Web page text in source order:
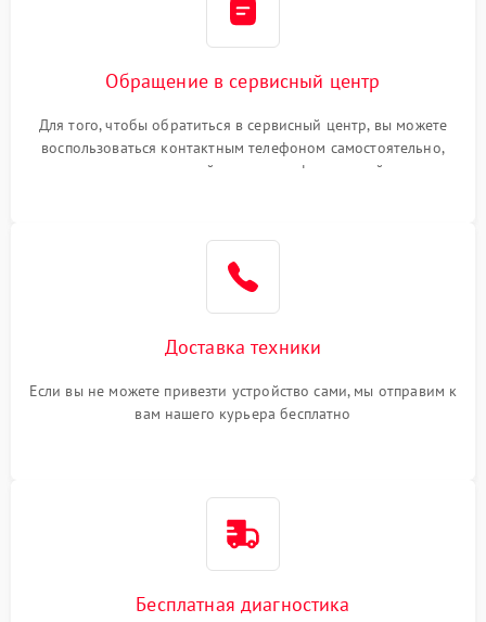
Обращение в сервисный центр
Для того, чтобы обратиться в сервисный центр, вы можете
воспользоваться контактным телефоном самостоятельно,
или оставить свой номер телефона на сайте
Доставка техники
Если вы не можете привезти устройство сами, мы отправим к
вам нашего курьера бесплатно
Бесплатная диагностика